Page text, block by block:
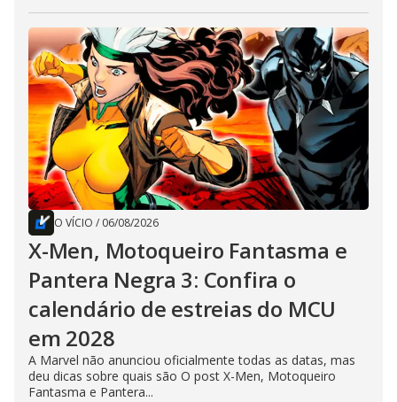
O VÍCIO / 06/08/2026
X-Men, Motoqueiro Fantasma e
Pantera Negra 3: Confira o
calendário de estreias do MCU
em 2028
A Marvel não anunciou oficialmente todas as datas, mas
deu dicas sobre quais são O post X-Men, Motoqueiro
Fantasma e Pantera...